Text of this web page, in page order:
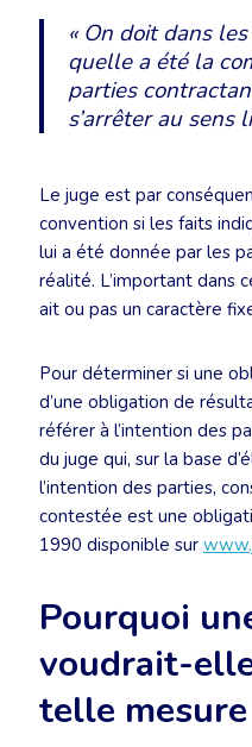
« On doit dans
quelle a été la
parties
s’arrêter au sens
Le juge est par
convention si les faits
lui a été donnée par les
réalité. L’important dans
ait ou pas un caractère
Pour déterminer si une
d’une obligation de
référer à l’intention des
du juge qui, sur la base
l’intention des parties,
contestée est une
1990 disponible sur
Pourquoi
voudrait-
telle mesure